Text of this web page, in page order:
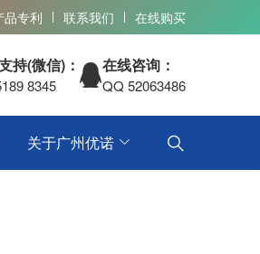
品专利 联系我们 在线购买
持(微信)：
8345
在线咨询：
QQ 52063486
关于广州优诺